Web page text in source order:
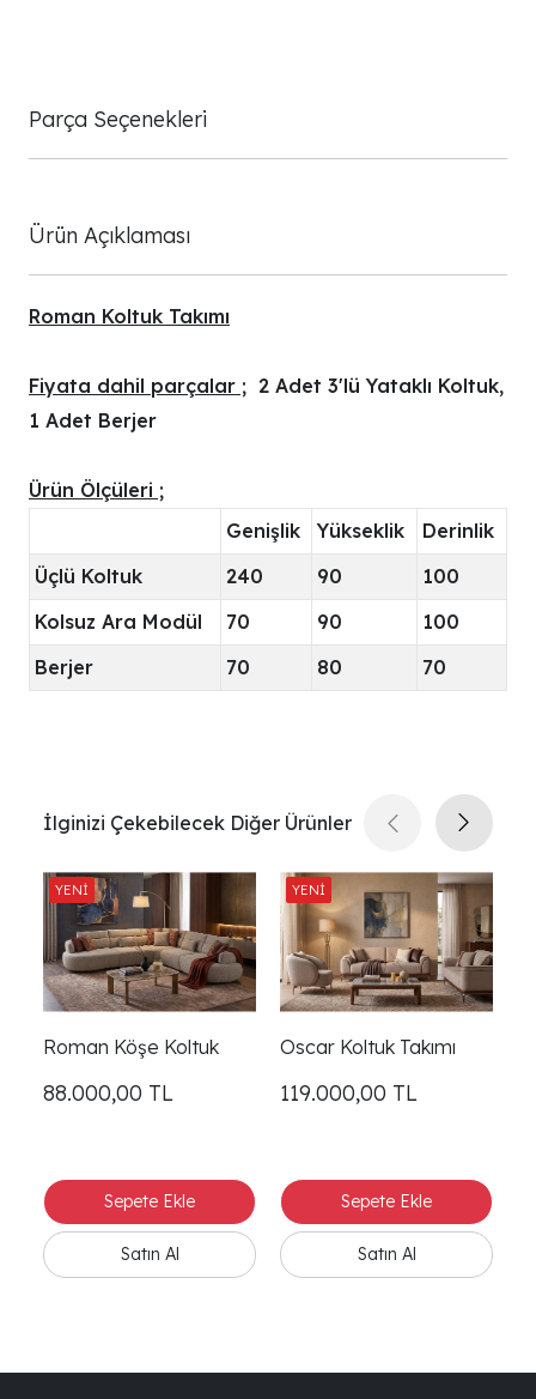
Parça Seçenekleri
Ürün Açıklaması
Roman Koltuk Takımı
Fiyata dahil parçalar ; 2 Adet 3'lü Yataklı Koltuk,
1 Adet Berjer
Ürün Ölçüleri ;
Genişlik
Yükseklik
Derinlik
Üçlü Koltuk
240 90
100
Kolsuz Ara Modül
70 90
100
Berjer
70 80 70
İlginizi Çekebilecek Diğer Ürünler
Roman Köşe Koltuk
88.000,00 TL
Oscar Koltuk Takımı
119.000,00 TL